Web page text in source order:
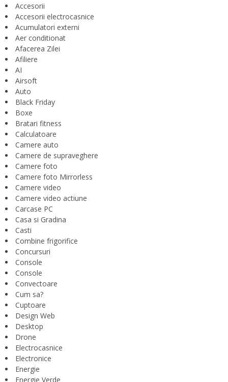
Accesorii
Accesorii electrocasnice
Acumulatori externi
Aer conditionat
Afacerea Zilei
Afiliere
AI
Airsoft
Auto
Black Friday
Boxe
Bratari fitness
Calculatoare
Camere auto
Camere de supraveghere
Camere foto
Camere foto Mirrorless
Camere video
Camere video actiune
Carcase PC
Casa si Gradina
Casti
Combine frigorifice
Concursuri
Console
Console
Convectoare
Cum sa?
Cuptoare
Design Web
Desktop
Drone
Electrocasnice
Electronice
Energie
Energie Verde